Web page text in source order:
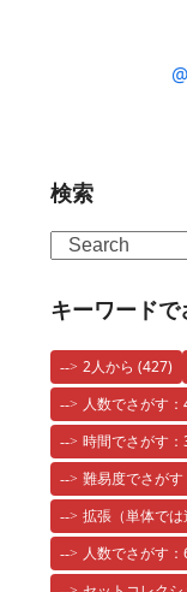
検索
Search
キーワードで
2人から (427)
人数でさがす：
時間でさがす
難易度でさ
拡張（単体では
人数でさがす：